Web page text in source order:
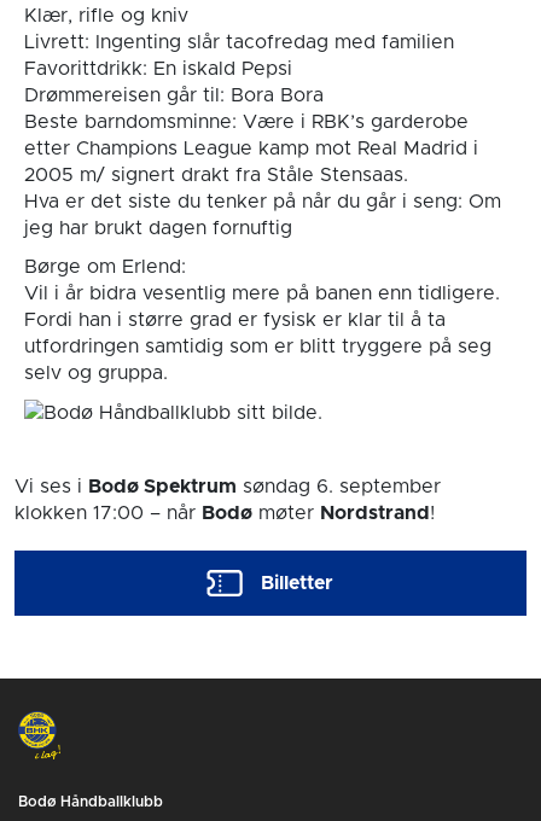
Klær, rifle og kniv
Livrett: Ingenting slår tacofredag med familien
Favorittdrikk: En iskald Pepsi
Drømmereisen går til: Bora Bora
Beste barndomsminne: Være i RBK’s garderobe
etter Champions League kamp mot Real Madrid i
2005 m/ signert drakt fra Ståle Stensaas.
Hva er det siste du tenker på når du går i seng: Om
jeg har brukt dagen fornuftig
Børge om Erlend:
Vil i år bidra vesentlig mere på banen enn tidligere.
Fordi han i større grad er fysisk er klar til å ta
utfordringen samtidig som er blitt tryggere på seg
selv og gruppa.
Vi ses i Bodø Spektrum søndag 6. september
klokken 17:00 – når Bodø møter Nordstrand !
Billetter
Bodø Håndballklubb